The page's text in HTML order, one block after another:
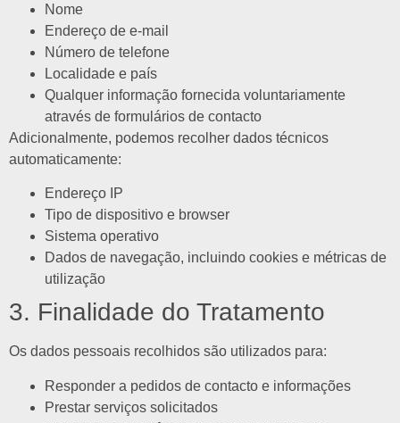
Nome
Endereço de e-mail
Número de telefone
Localidade e país
Qualquer informação fornecida voluntariamente
através de formulários de contacto
Adicionalmente, podemos recolher dados técnicos
automaticamente:
Endereço IP
Tipo de dispositivo e browser
Sistema operativo
Dados de navegação, incluindo cookies e métricas de
utilização
3. Finalidade do Tratamento
Os dados pessoais recolhidos são utilizados para:
Responder a pedidos de contacto e informações
Prestar serviços solicitados